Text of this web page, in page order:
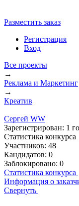
Разместить заказ
Регистрация
Вход
Все проекты
→
Реклама и Маркетинг
→
Креатив
Сергей WW
Зарегистрирован: 1
Статистика конкурса
Участников: 48
Кандидатов: 0
Заблокировано: 0
Статистика конкурса
Информация о
Свернуть